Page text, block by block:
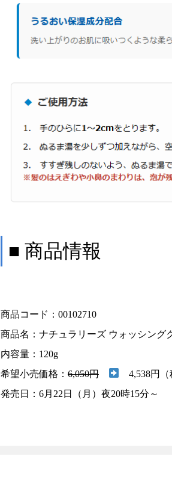
■ 商品情報
商品コード：00102710
商品名：ナチュラリーズ ウォッシング
内容量：120g
希望小売価格： 6,050円
4,538円（
発売日：6月22日（月）夜20時15分～